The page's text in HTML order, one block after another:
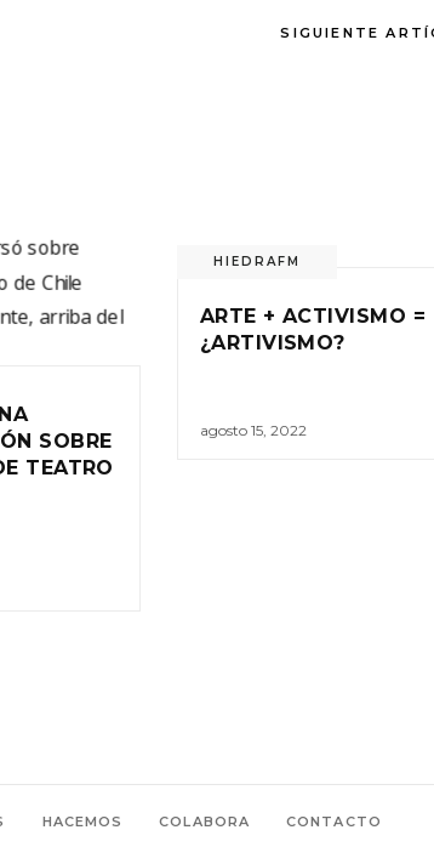
SIGUIENTE
SOBRE
TEATRO
HIEDRAFM
ARTE + ACTIVISMO =
¿ARTIVISMO?
agosto 15, 2022
HACEMOS COLABORA CONTACTO